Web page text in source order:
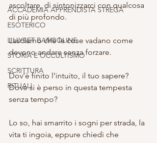
ACCADEMIA APPRENDISTA STREGA
ESOTERICO
LILLYBET BAMBOLINE
STORIA E OCCULTISMO
SCRITTURA
RITUALI
ascoltare, di sintonizzarci con qualcosa
di più profondo.
Lasciamo che le cose vadano come
devono andare senza forzare.
Dov’è finito l’intuito, il tuo sapere?
Dove si è perso in questa tempesta
senza tempo?
Lo so, hai smarrito i sogni per strada, la
vita ti ingoia, eppure chiedi che